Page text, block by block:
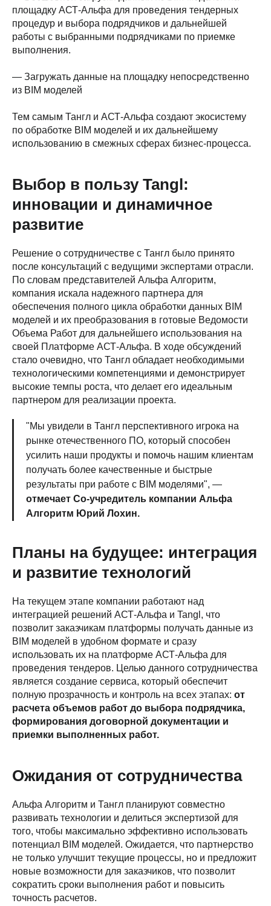
площадку АСТ-Альфа для проведения тендерных
процедур и выбора подрядчиков и дальнейшей
работы с выбранными подрядчиками по приемке
выполнения.
— Загружать данные на площадку непосредственно
из BIM моделей
Тем самым Тангл и АСТ-Альфа создают экосистему
по обработке BIM моделей и их дальнейшему
использованию в смежных сферах бизнес-процесса.
Выбор в пользу Tangl:
инновации и динамичное
развитие
Решение о сотрудничестве с Тангл было принято
после консультаций с ведущими экспертами отрасли.
По словам представителей Альфа Алгоритм,
компания искала надежного партнера для
обеспечения полного цикла обработки данных BIM
моделей и их преобразования в готовые Ведомости
Объема Работ для дальнейшего использования на
своей Платформе АСТ-Альфа. В ходе обсуждений
стало очевидно, что Тангл обладает необходимыми
технологическими компетенциями и демонстрирует
высокие темпы роста, что делает его идеальным
партнером для реализации проекта.
"Мы увидели в Тангл перспективного игрока на
рынке отечественного ПО, который способен
усилить наши продукты и помочь нашим клиентам
получать более качественные и быстрые
результаты при работе с BIM моделями", —
отмечает Со-учредитель компании Альфа
Алгоритм Юрий Лохин.
Планы на будущее: интеграция
и развитие технологий
На текущем этапе компании работают над
интеграцией решений АСТ-Альфа и Tangl, что
позволит заказчикам платформы получать данные из
BIM моделей в удобном формате и сразу
использовать их на платформе АСТ-Альфа для
проведения тендеров. Целью данного сотрудничества
является создание сервиса, который обеспечит
полную прозрачность и контроль на всех этапах: от
расчета объемов работ до выбора подрядчика,
формирования договорной документации и
приемки выполненных работ.
Ожидания от сотрудничества
Альфа Алгоритм и Тангл планируют совместно
развивать технологии и делиться экспертизой для
того, чтобы максимально эффективно использовать
потенциал BIM моделей. Ожидается, что партнерство
не только улучшит текущие процессы, но и предложит
новые возможности для заказчиков, что позволит
сократить сроки выполнения работ и повысить
точность расчетов.